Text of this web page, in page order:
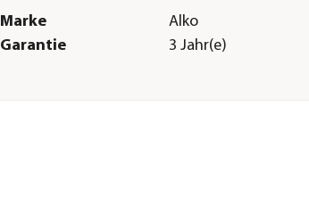
Marke
Alko
Garantie
3 Jahr(e)